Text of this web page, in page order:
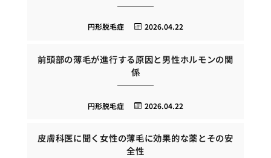
2026.04.22
円形脱毛症
前頭部の薄毛が進行する原因と男性ホルモンの関
係
2026.04.22
円形脱毛症
皮膚科医に聞く女性の薄毛に効果的な薬とその安
全性